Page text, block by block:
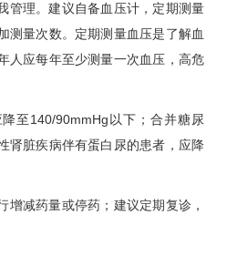
管理。建议自备血压计，定期测量
测量次数。定期测量血压是了解血
人应每年至少测量一次血压，高危
至140/90mmHg以下；合并糖尿
肾脏疾病伴有蛋白尿的患者，应降
增减药量或停药；建议定期复诊，